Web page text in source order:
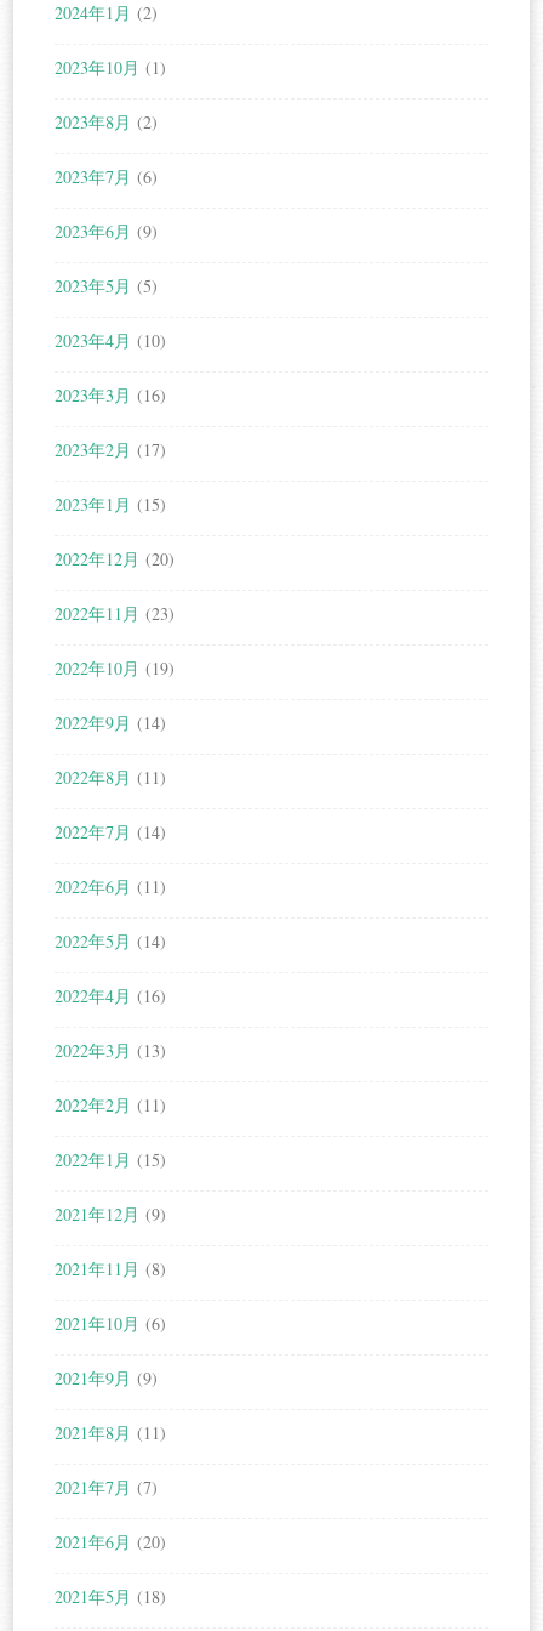
2024年1月 (2)
2023年10月 (1)
2023年8月 (2)
2023年7月 (6)
2023年6月 (9)
2023年5月 (5)
2023年4月 (10)
2023年3月 (16)
2023年2月 (17)
2023年1月 (15)
2022年12月 (20)
2022年11月 (23)
2022年10月 (19)
2022年9月 (14)
2022年8月 (11)
2022年7月 (14)
2022年6月 (11)
2022年5月 (14)
2022年4月 (16)
2022年3月 (13)
2022年2月 (11)
2022年1月 (15)
2021年12月 (9)
2021年11月 (8)
2021年10月 (6)
2021年9月 (9)
2021年8月 (11)
2021年7月 (7)
2021年6月 (20)
2021年5月 (18)